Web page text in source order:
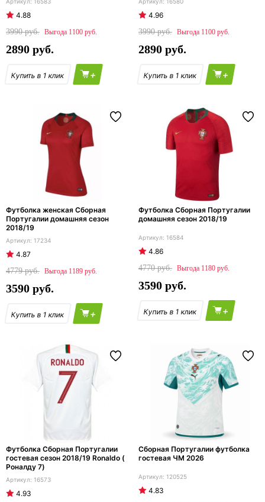
4.88
3990
1100
2890
+
4.96
3990
1100
2890
+
Футболка женская Сборная
Португалии домашняя сезон
2018/19
17234
4.87
4779
1189
3590
+
Футболка Сборная Португалии
домашняя сезон 2018/19
16584
4.86
4770
1180
3590
+
Футболка Сборная Португалии
гостевая сезон 2018/19 Ronaldo (
Роналду 7)
16573
4.93
Сборная Португалии футболка
гостевая ЧМ 2026
120525
4.83